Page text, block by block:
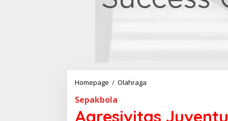
Homepage / Olahraga
s
Sepakbola
Agresivitas